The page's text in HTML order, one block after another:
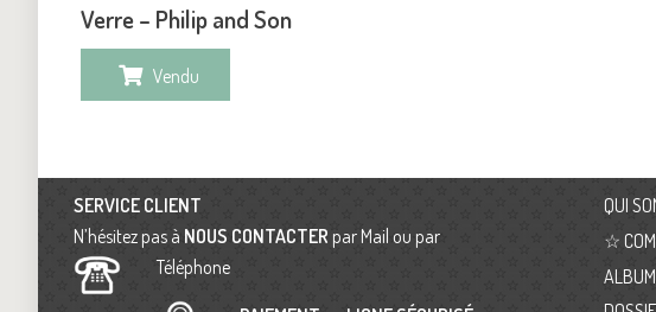
Verre – Philip and Son
Vendu
SERVICE CLIENT
N’hésitez pas à NOUS CONTACTER par Mail ou par
Téléphone
QUI
☆